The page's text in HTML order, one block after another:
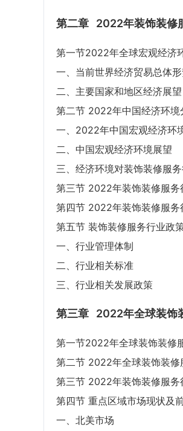
第二章 2022年装饰装修
第一节2022年全球宏观经济
一、当前世界经济贸易总体
二、主要国家和地区经济展望
第二节 2022年中国经济环境
一、2022年中国宏观经济环
二、中国宏观经济环境展望
三、经济环境对装饰装修服
第三节 2022年装饰装修服务
第四节 2022年装饰装修服务
第五节 装饰装修服务行业政
一、行业管理体制
二、行业相关标准
三、行业相关发展政策
第三章 2022年全球装饰
第一节2022年全球装饰装修
第二节 2022年全球装饰装修
第三节 2022年装饰装修服务
第四节 重点区域市场现状及
一、北美市场